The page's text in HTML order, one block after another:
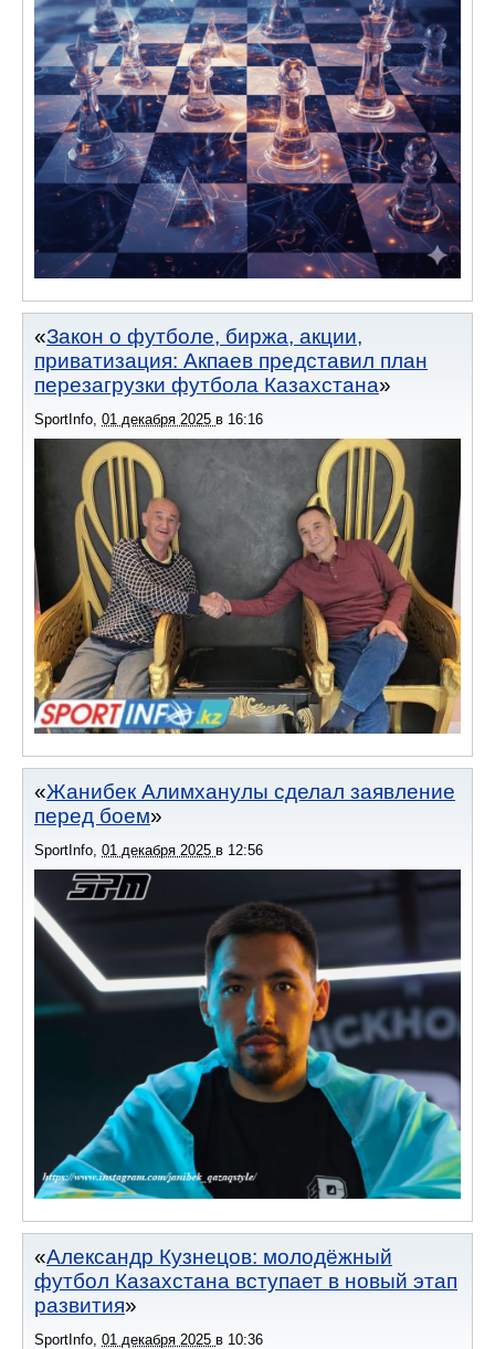
Закон о футболе, биржа, акции,
приватизация: Акпаев представил план
перезагрузки футбола Казахстана
SportInfo, 01 декабря 2025 в 16:16
Жанибек Алимханулы сделал заявление
перед боем
SportInfo, 01 декабря 2025 в 12:56
Александр Кузнецов: молодёжный
футбол Казахстана вступает в новый этап
развития
SportInfo 01 декабря 2025 в 10:36